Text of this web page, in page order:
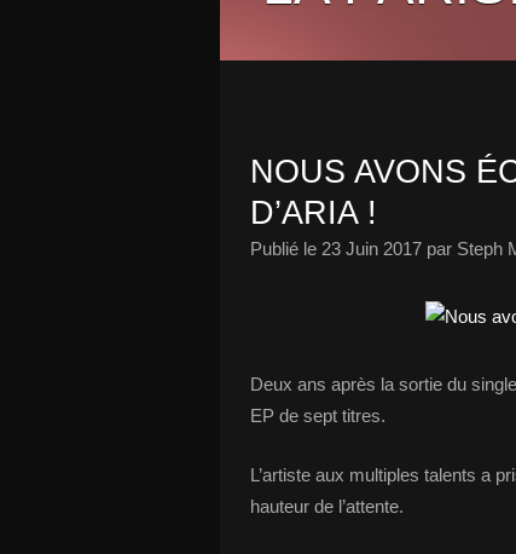
NOUS AVONS
D’ARIA !
Publié le 23 Juin 2017 par Steph
Deux ans après la sortie du
EP de sept titres.
L’artiste aux multiples talents a
hauteur de l’attente.